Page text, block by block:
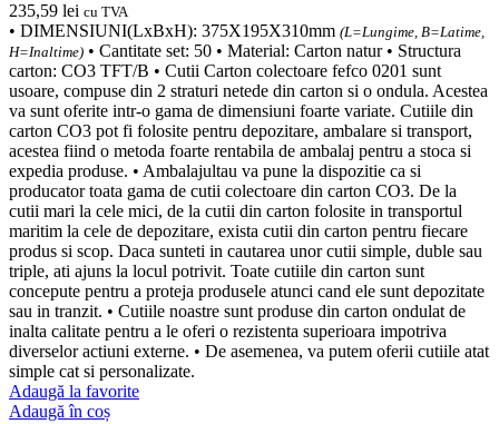
235,59 lei cu TVA
• DIMENSIUNI(LxBxH): 375X195X310mm (L=Lungime, B=Latime,
H=Inaltime) • Cantitate set: 50 • Material: Carton natur • Structura
carton: CO3 TFT/B • Cutii Carton colectoare fefco 0201 sunt
usoare, compuse din 2 straturi netede din carton si o ondula. Acestea
va sunt oferite intr-o gama de dimensiuni foarte variate. Cutiile din
carton CO3 pot fi folosite pentru depozitare, ambalare si transport,
acestea fiind o metoda foarte rentabila de ambalaj pentru a stoca si
expedia produse. • Ambalajultau va pune la dispozitie ca si
producator toata gama de cutii colectoare din carton CO3. De la
cutii mari la cele mici, de la cutii din carton folosite in transportul
maritim la cele de depozitare, exista cutii din carton pentru fiecare
produs si scop. Daca sunteti in cautarea unor cutii simple, duble sau
triple, ati ajuns la locul potrivit. Toate cutiile din carton sunt
concepute pentru a proteja produsele atunci cand ele sunt depozitate
sau in tranzit. • Cutiile noastre sunt produse din carton ondulat de
inalta calitate pentru a le oferi o rezistenta superioara impotriva
diverselor actiuni externe. • De asemenea, va putem oferii cutiile atat
simple cat si personalizate.
Adaugă la favorite
Adaugă în coș